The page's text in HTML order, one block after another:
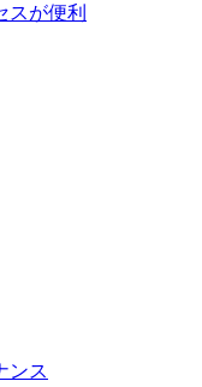
スが便利
ンス